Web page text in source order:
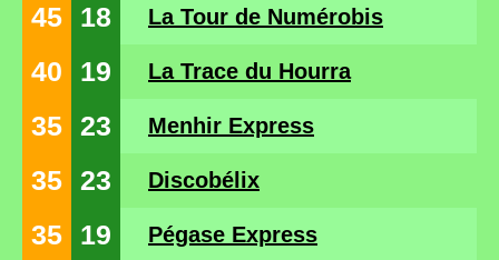
45 18 La Tour de Numérobis
40 19 La Trace du Hourra
35 23 Menhir Express
35 23 Discobélix
35 19 Pégase Express